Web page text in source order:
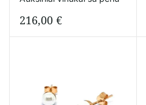
216,00 €